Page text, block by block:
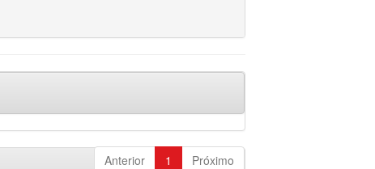
Anterior 1 Próximo